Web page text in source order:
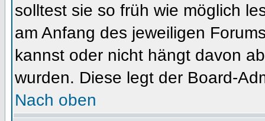
solltest sie so früh wie möglich
am Anfang des jeweiligen
kannst oder nicht hängt davon
wurden. Diese legt der Board-
Nach oben